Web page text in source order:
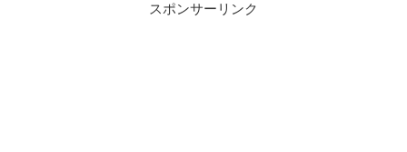
スポンサーリンク